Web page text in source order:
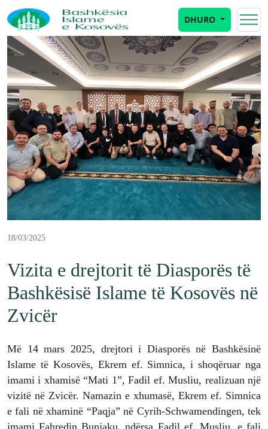
DHURO
18/03/2025
Vizita e drejtorit të Diasporës të
Bashkësisë Islame të Kosovës në
Zvicër
Më 14 mars 2025, drejtori i Diasporës në Bashkësinë
Islame të Kosovës, Ekrem ef. Simnica, i shoqëruar nga
imami i xhamisë “Mati 1”, Fadil ef. Musliu, realizuan një
vizitë në Zvicër. Namazin e xhumasë, Ekrem ef. Simnica
e fali në xhaminë “Paqja” në Cyrih-Schwamendingen, tek
imami Fahredin Bunjaku, ndërsa Fadil ef. Musliu, e fali